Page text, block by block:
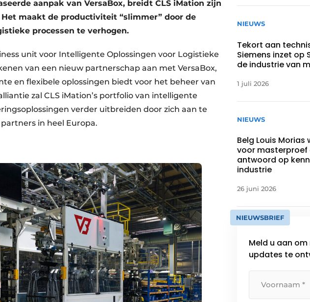
aanpak van VersaBox, breidt CLS iMation zijn
maakt de productiviteit “slimmer” door de
processen te verhogen.
unit voor Intelligente Oplossingen voor Logistieke
van een nieuw partnerschap aan met VersaBox,
en flexibele oplossingen biedt voor het beheer van
zal CLS iMation’s portfolio van intelligente
verder uitbreiden door zich aan te
in heel Europa.
NIEUWS
Tekort aan
Siemens inzet op
de industrie van
1 juli 2026
NIEUWS
Belg Louis Morias
voor masterproef
antwoord op
industrie
26 juni 2026
NIEUWSBRIEF
Meld u aan om
updates te